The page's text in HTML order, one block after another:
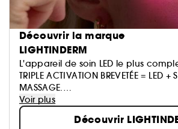
Découvrir la marque
LIGHTINDERM
L'appareil de soin LED le plus
TRIPLE ACTIVATION BREVETÉE = LED +
MASSAGE.
Résultats cliniquement mesurés en
Voir plus
Découvrir